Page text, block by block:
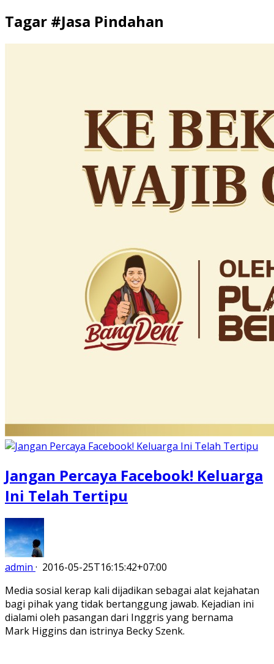
Tagar #Jasa Pindahan
Jangan Percaya Facebook! Keluarga
Ini Telah Tertipu
admin · 2016-05-25T16:15:42+07:00
Media sosial kerap kali dijadikan sebagai alat kejahatan
bagi pihak yang tidak bertanggung jawab. Kejadian ini
dialami oleh pasangan dari Inggris yang bernama
Mark Higgins dan istrinya Becky Szenk.